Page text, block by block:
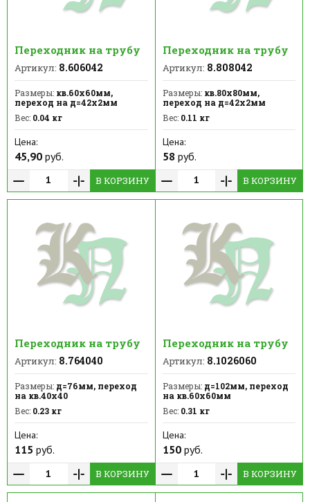
Переходник на трубу
Артикул: 8.606042
Размеры: кв.60х60мм,
переход на д=42х2мм
Вес: 0.04 кг
Цена:
45,90 руб.
В КОРЗИНУ
Переходник на трубу
Артикул: 8.808042
Размеры:кв.80х80мм,
переход на д=42х2мм
Вес:0.11 кг
Цена:
58 руб.
В КОРЗИНУ
Переходник на трубу
Артикул: 8.764040
Размеры: д=76мм, переход
на кв.40х40
Вес: 0.23 кг
Цена:
115 руб.
В КОРЗИНУ
Переходник на трубу
Артикул: 8.1026060
Размеры:д=102мм, переход
на кв.60х60мм
Вес:0.31 кг
Цена:
150руб.
В КОРЗИНУ